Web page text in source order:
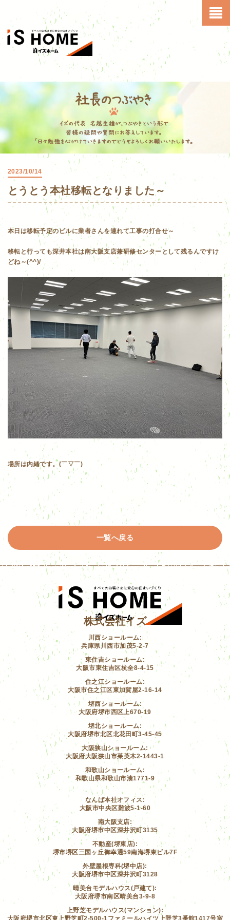
2023/10/14
とうとう本社移転となりました～
本日は移転予定のビルに業者さんを連れて工事の打合せ～
移転と行っても深井本社は南大阪支店兼研修センターとして残るんですけ
どね～(^^)/
場所は内緒です。(￣▽￣)
一覧へ戻る
株式会社イズ
川西ショールーム:
兵庫県川西市加茂5-2-7
東住吉ショールーム:
大阪市東住吉区杭全8-4-15
住之江ショールーム:
大阪市住之江区東加賀屋2-16-14
堺西ショールーム:
大阪府堺市西区上670-19
堺北ショールーム:
大阪府堺市北区北花田町3-45-45
大阪狭山ショールーム:
大阪府大阪狭山市茱萸木2-1443-1
和歌山ショールーム:
和歌山県和歌山市湊1771-9
なんば本社オフィス:
大阪市中央区難波5-1-60
南大阪支店:
大阪府堺市中区深井沢町3135
不動産(堺東店):
堺市堺区三国ヶ丘御幸通59南海堺東ビル7F
外壁屋根専科(堺中店):
大阪府堺市中区深井沢町3128
晴美台モデルハウス(戸建て):
大阪府堺市南区晴美台3-9-8
上野芝モデルハウス(マンション):
大阪府堺市北区東上野芝町2-500-1ファミールハイツ上野芝3番館1417号室